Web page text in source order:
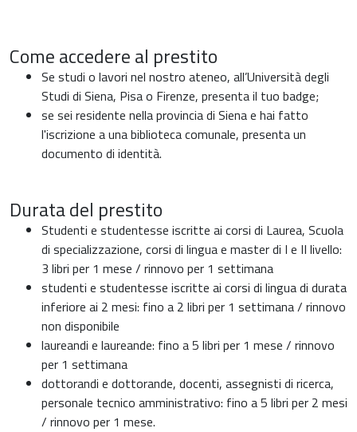
Come accedere al prestito
Se studi o lavori nel nostro ateneo, all’Università degli
Studi di Siena, Pisa o Firenze, presenta il tuo badge;
se sei residente nella provincia di Siena e hai fatto
l'iscrizione a una biblioteca comunale, presenta un
documento di identità.
Durata del prestito
Studenti e studentesse iscritte ai corsi di Laurea, Scuola
di specializzazione, corsi di lingua e master di I e II livello:
3 libri per 1 mese / rinnovo per 1 settimana
studenti e studentesse iscritte ai corsi di lingua di durata
inferiore ai 2 mesi: fino a 2 libri per 1 settimana / rinnovo
non disponibile
laureandi e laureande: fino a 5 libri per 1 mese / rinnovo
per 1 settimana
dottorandi e dottorande, docenti, assegnisti di ricerca,
personale tecnico amministrativo: fino a 5 libri per 2 mesi
/ rinnovo per 1 mese.